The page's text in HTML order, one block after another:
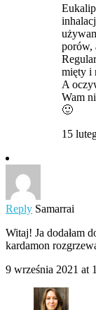
porów,
mięty i
A
Wam
🙂
15
Reply Samarrai
Witaj! Ja dodałam
kardamon
9 września 2021 at